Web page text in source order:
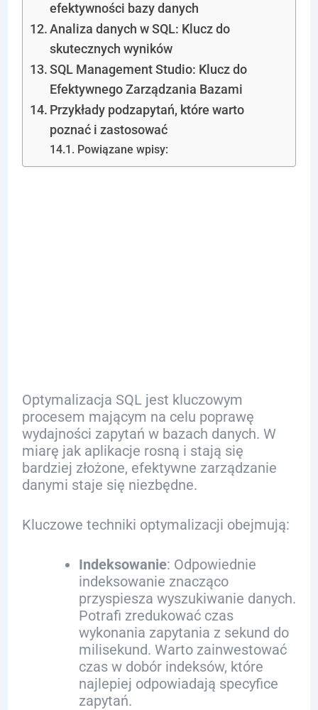
efektywności bazy danych
Analiza danych w SQL: Klucz do
skutecznych wyników
SQL Management Studio: Klucz do
Efektywnego Zarządzania Bazami
Przykłady podzapytań, które warto
poznać i zastosować
Powiązane wpisy:
Optymalizacja SQL jest kluczowym
procesem mającym na celu poprawę
wydajności zapytań w bazach danych. W
miarę jak aplikacje rosną i stają się
bardziej złożone, efektywne zarządzanie
danymi staje się niezbędne.
Kluczowe techniki optymalizacji obejmują:
Indeksowanie: Odpowiednie
indeksowanie znacząco
przyspiesza wyszukiwanie danych.
Potrafi zredukować czas
wykonania zapytania z sekund do
milisekund. Warto zainwestować
czas w dobór indeksów, które
najlepiej odpowiadają specyfice
zapytań.